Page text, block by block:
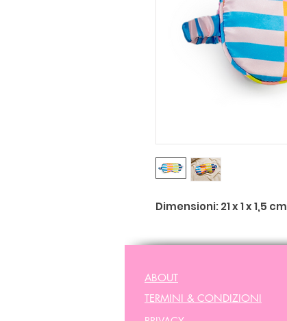
Dimensioni: 21 x 1 x 1,5 cm
ABOUT
TERMINI & CONDIZIONI